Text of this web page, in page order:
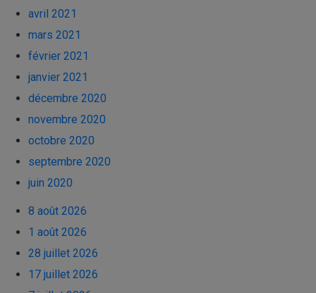
avril 2021
mars 2021
février 2021
janvier 2021
décembre 2020
novembre 2020
octobre 2020
septembre 2020
juin 2020
8 août 2026
1 août 2026
28 juillet 2026
17 juillet 2026